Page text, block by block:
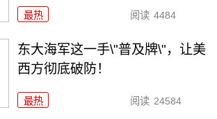
最热 阅读 4484
东大海军这一手\"普及牌\"，让美
西方彻底破防！
最热 阅读 24584